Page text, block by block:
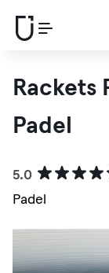
Rackets
Padel
5.0
Padel